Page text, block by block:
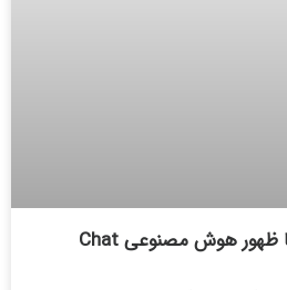
احتمال نابودی گوگل با ظهور هوش مصنوعی Chat